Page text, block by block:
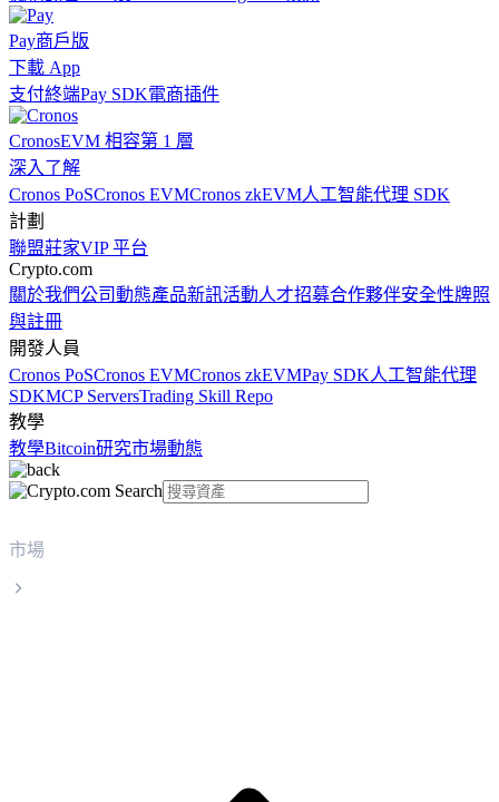
Pay商戶版
下載 App
支付終端Pay SDK電商插件
CronosEVM 相容第 1 層
深入了解
Cronos PoSCronos EVMCronos zkEVM人工智能代理 SDK
計劃
聯盟莊家VIP 平台
Crypto.com
關於我們公司動態產品新訊活動人才招募合作夥伴安全性牌照
與註冊
開發人員
Cronos PoSCronos EVMCronos zkEVMPay SDK人工智能代理
SDKMCP ServersTrading Skill Repo
教學
教學Bitcoin研究市場動態
市場